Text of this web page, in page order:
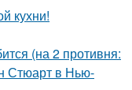
кухни!
(на 2 противня:
Стюарт в Нью-